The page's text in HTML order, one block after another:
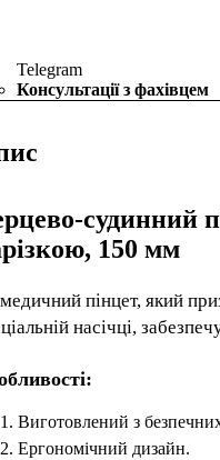
Telegram
Консультації з фахівцем
судинний
150 мм
пінцет, який
насічці,
Виготовлений з
Ергономічний дизайн.